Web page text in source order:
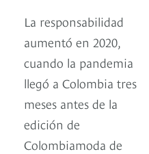
La responsabilidad
aumentó en 2020,
cuando la pandemia
llegó a Colombia tres
meses antes de la
edición de
Colombiamoda de